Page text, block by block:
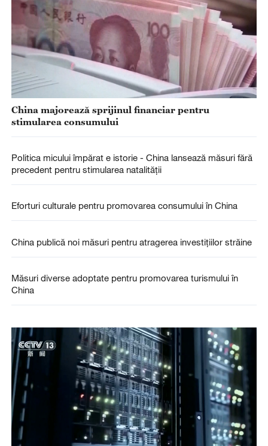
China majorează sprijinul financiar pentru
stimularea consumului
Politica micului împărat e istorie - China lansează măsuri fără
precedent pentru stimularea natalității
Eforturi culturale pentru promovarea consumului în China
China publică noi măsuri pentru atragerea investițiilor străine
Măsuri diverse adoptate pentru promovarea turismului în
China